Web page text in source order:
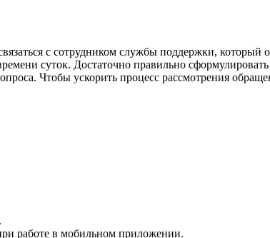
с сотрудником службы поддержки,
суток. Достаточно правильно
Чтобы ускорить процесс рассмотрения
работе в мобильном приложении.